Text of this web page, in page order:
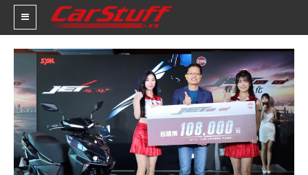
新車價格
車市新聞
賽車新聞
汽車改裝